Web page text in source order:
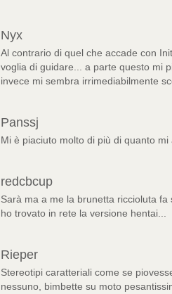
Nyx
Al contrario di quel che accade con
voglia di guidare... a parte questo mi
invece mi sembra irrimediabilmente
Panssj
Mi è piaciuto molto di più di quanto mi
redcbcup
Sarà ma a me la brunetta riccioluta
ho trovato in rete la versione hentai...
Rieper
Stereotipi caratteriali come se
nessuno, bimbette su moto